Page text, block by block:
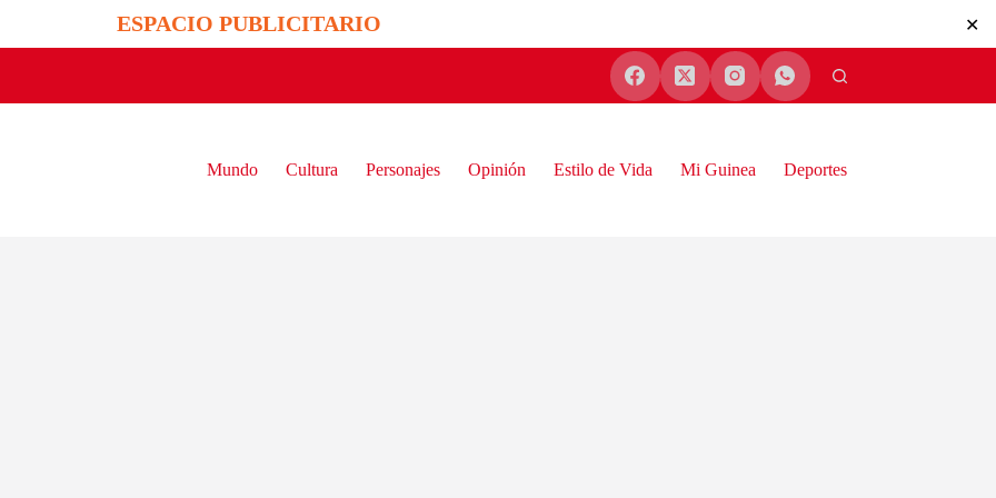
ESPACIO PUBLICITARIO ✕
Mundo Cultura Personajes Opinión Estilo de Vida Mi Guinea Deportes